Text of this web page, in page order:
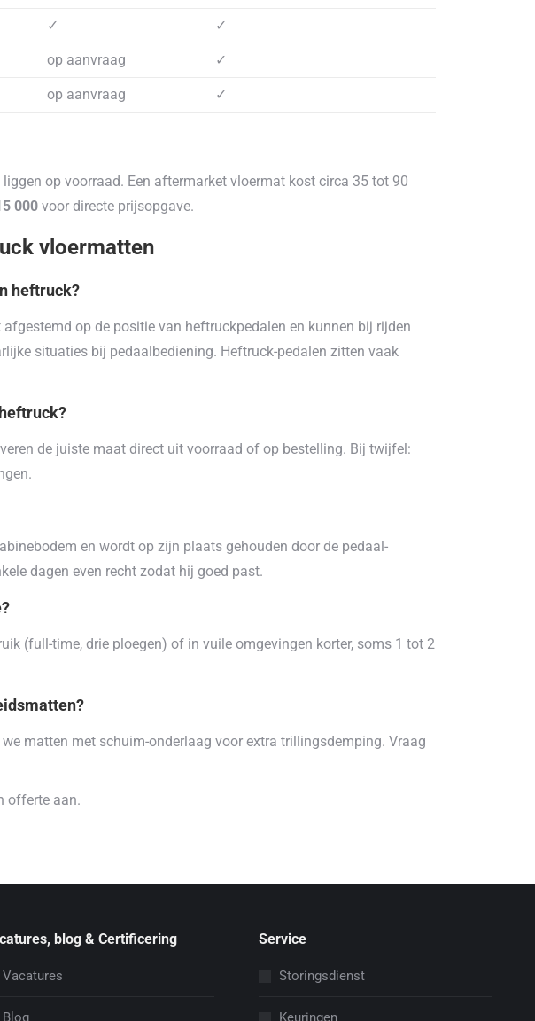
✓ ✓
op aanvraag ✓
op aanvraag ✓
op voorraad. Een aftermarket vloermat kost circa 35 tot 90
000 voor directe prijsopgave.
vloermatten
heftruck?
op de positie van heftruckpedalen en kunnen bij rijden
situaties bij pedaalbediening. Heftruck-pedalen zitten vaak
de juiste maat direct uit voorraad of op bestelling. Bij twijfel:
en wordt op zijn plaats gehouden door de pedaal-
dagen even recht zodat hij goed past.
(full-time, drie ploegen) of in vuile omgevingen korter, soms 1 tot 2
matten met schuim-onderlaag voor extra trillingsdemping. Vraag
offerte aan.
blog & Certificering
Vacatures
Blog
Service
Storingsdienst
Keuringen